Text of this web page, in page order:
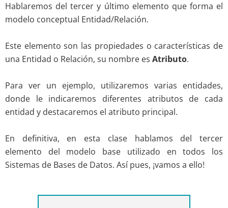
Hablaremos del tercer y último elemento que forma el
modelo conceptual Entidad/Relación.
Este elemento son las propiedades o características de
una Entidad o Relación, su nombre es Atributo.
Para ver un ejemplo, utilizaremos varias entidades,
donde le indicaremos diferentes atributos de cada
entidad y destacaremos el atributo principal.
En definitiva, en esta clase hablamos del tercer
elemento del modelo base utilizado en todos los
Sistemas de Bases de Datos. Así pues, ¡vamos a ello!